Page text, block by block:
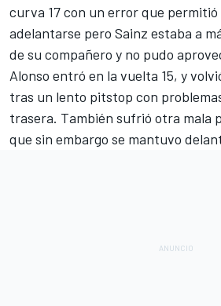
curva 17 con un error que permitió
adelantarse pero Sainz estaba a
de su compañero y no pudo
Alonso entró en la vuelta 15, y
tras un lento pitstop con
trasera. También sufrió otra mala
que sin embargo se mantuvo